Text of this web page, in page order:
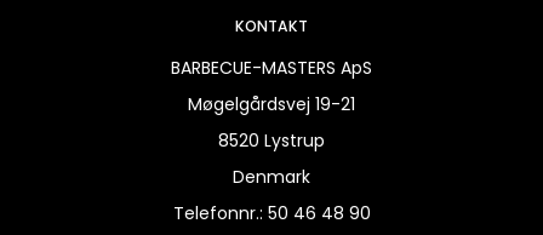
KONTAKT
BARBECUE-MASTERS ApS
Møgelgårdsvej 19-21
8520 Lystrup
Denmark
Telefonnr.: 50 46 48 90